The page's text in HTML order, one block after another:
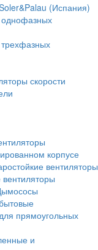
(Испания)
однофазных
трехфазных
скорости
корпусе
вентиляторы
прямоугольных
и